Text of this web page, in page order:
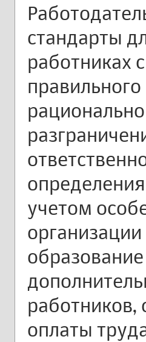
стандарты
работниках
учетом
работников,
оплаты